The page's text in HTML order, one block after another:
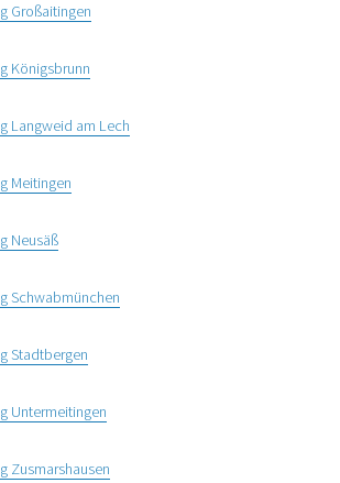
Großaitingen
Königsbrunn
Langweid am Lech
Meitingen
Neusäß
Schwabmünchen
Stadtbergen
Untermeitingen
Zusmarshausen